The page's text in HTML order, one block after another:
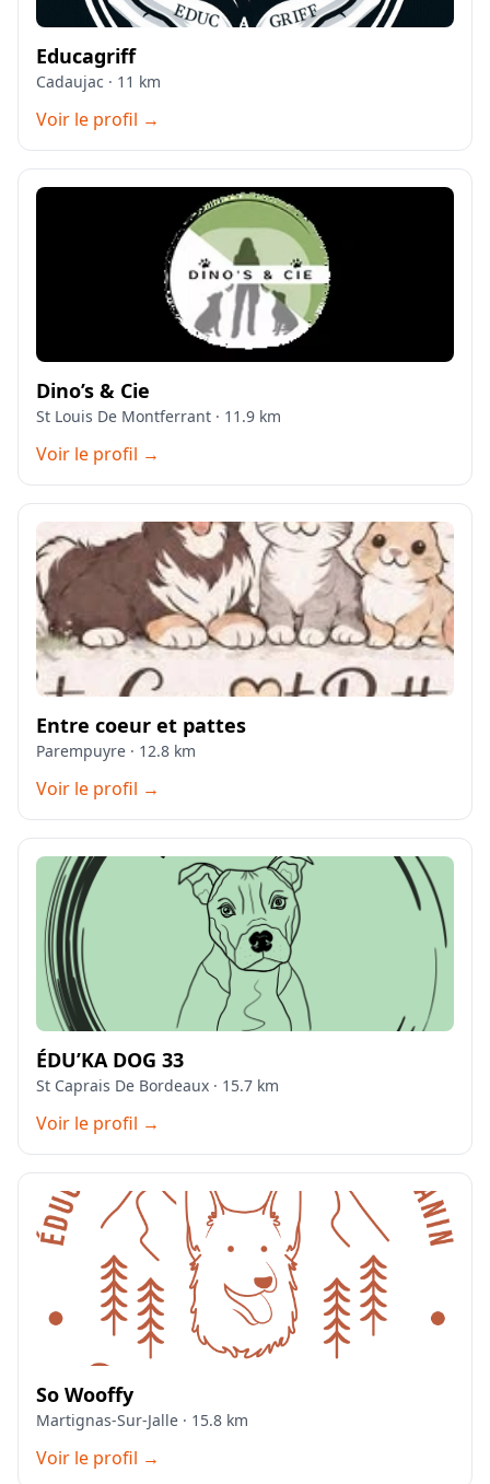
Educagriff
Cadaujac · 11 km
Voir le profil →
Dino’s & Cie
St Louis De Montferrant · 11.9 km
Voir le profil →
Entre coeur et pattes
Parempuyre · 12.8 km
Voir le profil →
ÉDU’KA DOG 33
St Caprais De Bordeaux · 15.7 km
Voir le profil →
So Wooffy
Martignas-Sur-Jalle · 15.8 km
Voir le profil →